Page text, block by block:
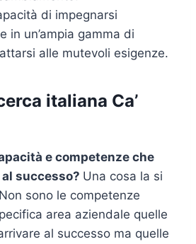
di impegnarsi
in un’ampia gamma di
alle mutevoli esigenze.
italiana Ca’
e competenze che
successo? Una cosa la si
sono le competenze
area aziendale quelle
al successo ma quelle